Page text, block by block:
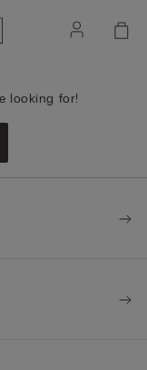
looking for!